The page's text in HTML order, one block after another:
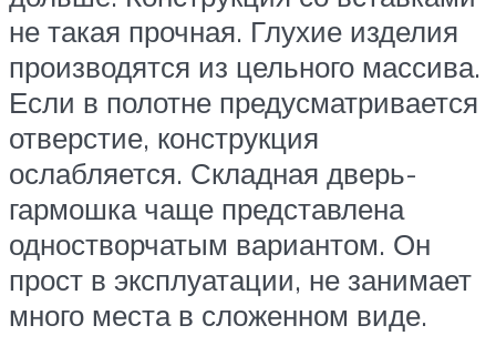
не такая прочная. Глухие изделия
производятся из цельного массива.
Если в полотне предусматривается
отверстие, конструкция
ослабляется. Складная дверь-
гармошка чаще представлена
одностворчатым вариантом. Он
прост в эксплуатации, не занимает
много места в сложенном виде.